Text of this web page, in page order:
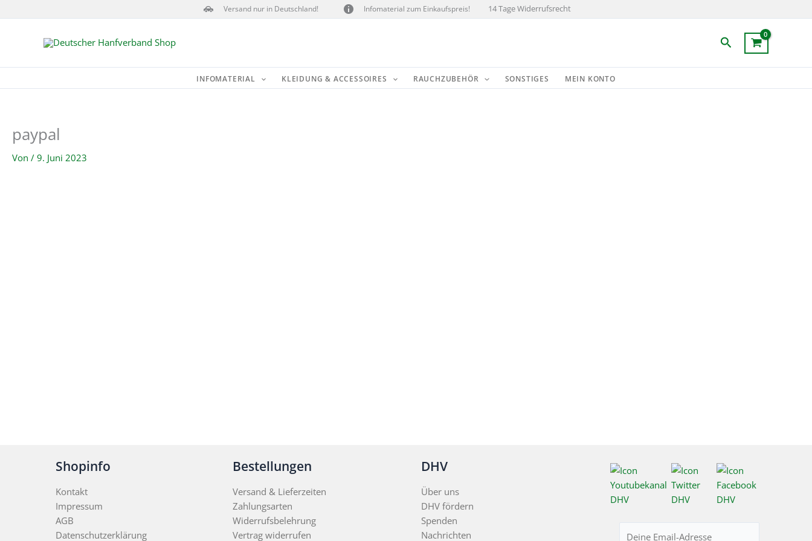
Inhalt
Versand nur in Deutschland! Infomaterial zum Einkaufspreis! 14 Tage Widerrufsrecht
Suchen
INFOMATERIAL KLEIDUNG & ACCESSOIRES RAUCHZUBEHÖR SONSTIGES MEIN KONTO
paypal
Von / 9. Juni 2023
Shopinfo
Kontakt
Impressum
AGB
Datenschutzerklärung
Bestellungen
Versand & Lieferzeiten
Zahlungsarten
Widerrufsbelehrung
Vertrag widerrufen
DHV
Über uns
DHV fördern
Spenden
Nachrichten